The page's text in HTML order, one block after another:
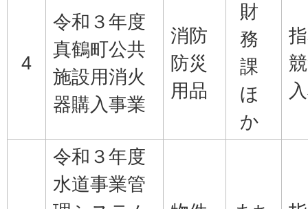
4
令和３年度
真鶴町公共
施設用消火
器購入事業
消防
防災
用品
財
務
課
ほ
か
令和３年度
水道事業管